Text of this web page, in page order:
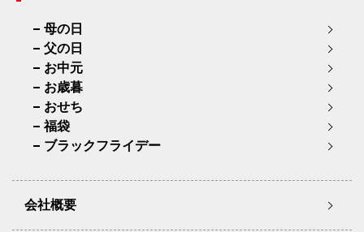
母の日
父の日
お中元
お歳暮
おせち
福袋
ブラックフライデー
会社概要